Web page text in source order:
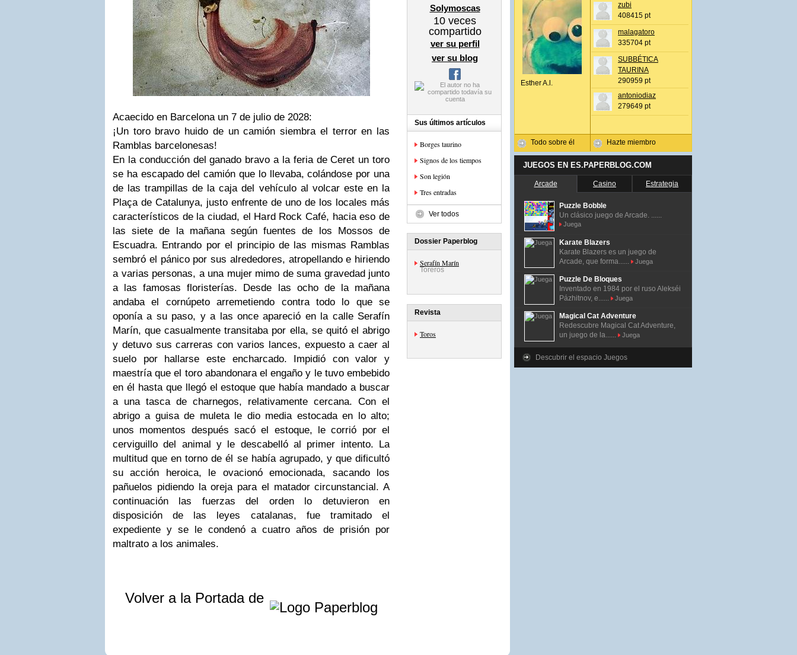
Acaecido en Barcelona un 7 de julio de 2028:
¡Un toro bravo huido de un camión siembra el terror en las
Ramblas barcelonesas!
En la conducción del ganado bravo a la feria de Ceret un toro
se ha escapado del camión que lo llevaba, colándose por una
de las trampillas de la caja del vehículo al volcar este en la
Plaça de Catalunya, justo enfrente de uno de los locales más
característicos de la ciudad, el Hard Rock Café, hacia eso de
las siete de la mañana según fuentes de los Mossos de
Escuadra. Entrando por el principio de las mismas Ramblas
sembró el pánico por sus alrededores, atropellando e hiriendo
a varias personas, a una mujer mimo de suma gravedad junto
a las famosas floristerías. Desde las ocho de la mañana
andaba el cornúpeto arremetiendo contra todo lo que se
oponía a su paso, y a las once apareció en la calle Serafín
Marín, que casualmente transitaba por ella, se quitó el abrigo
y detuvo sus carreras con varios lances, expuesto a caer al
suelo por hallarse este encharcado. Impidió con valor y
maestría que el toro abandonara el engaño y le tuvo embebido
en él hasta que llegó el estoque que había mandado a buscar
a una tasca de charnegos, relativamente cercana. Con el
abrigo a guisa de muleta le dio media estocada en lo alto;
unos momentos después sacó el estoque, le corrió por el
cerviguillo del animal y le descabelló al primer intento. La
multitud que en torno de él se había agrupado, y que dificultó
su acción heroica, le ovacionó emocionada, sacando los
pañuelos pidiendo la oreja para el matador circunstancial. A
continuación las fuerzas del orden lo detuvieron en
disposición de las leyes catalanas, fue tramitado el
expediente y se le condenó a cuatro años de prisión por
maltrato a los animales.
Volver a la Portada de
Solymoscas
10 veces
compartido
ver su perfil
ver su blog
Sus últimos artículos
Borges taurino
Signos de los tiempos
Son legión
Tres entradas
Ver todos
Dossier Paperblog
Serafín Marín
Toreros
Revista
Toros
Esther A.l.
Todo sobre él
zubi
408415 pt
malagatoro
335704 pt
SUBBÉTICA
TAURINA
290959 pt
antoniodiaz
279649 pt
Hazte miembro
JUEGOS EN ES.PAPERBLOG.COM
Arcade Casino Estrategia
Puzzle Bobble
Un clásico juego de Arcade. ......
Juega
Karate Blazers
Karate Blazers es un juego de
Arcade, que forma......
Juega
Puzzle De Bloques
Inventado en 1984 por el ruso Alekséi
Pázhitnov, e......
Juega
Magical Cat Adventure
Redescubre Magical Cat Adventure,
un juego de la......
Juega
Descubrir el espacio Juegos